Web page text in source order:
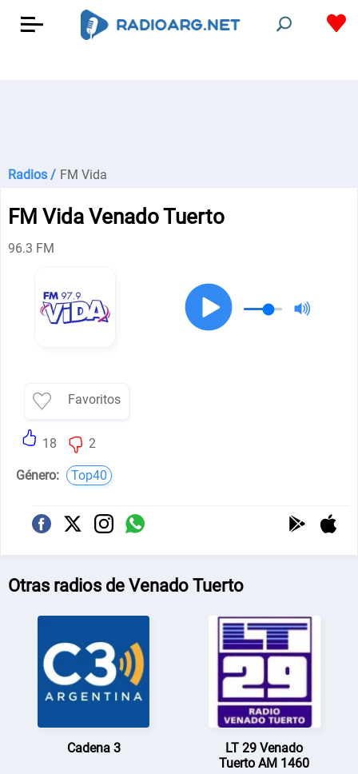
Radios / FM Vida
FM Vida Venado Tuerto
96.3 FM
Favoritos
18 2
Género: Top40
Otras radios de Venado Tuerto
Cadena 3
LT 29 Venado
Tuerto AM 1460